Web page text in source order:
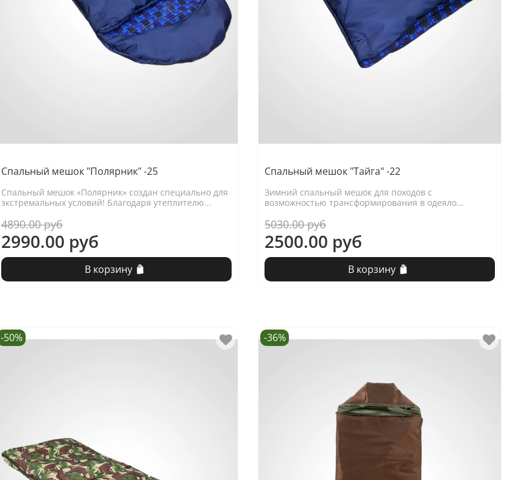
Спальный мешок "Полярник" -25
Спальный мешок «Полярник» создан специально для
экстремальных условий! Благодаря утеплителю...
4890.00 руб
2990.00 руб
В корзину
Спальный мешок "Тайга" -22
Зимний спальный мешок для походов с
возможностью трансформирования в одеяло...
5030.00 руб
2500.00 руб
В корзину
-50% -36%